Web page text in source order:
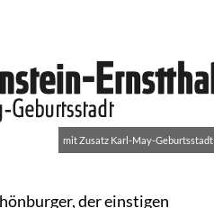
mit Zusatz Karl-May-Geburtsstadt
der einstigen